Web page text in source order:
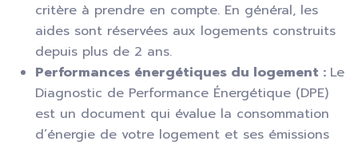
critère à prendre en compte. En général, les
aides sont réservées aux logements construits
depuis plus de 2 ans.
Performances énergétiques du logement : Le
Diagnostic de Performance Énergétique (DPE)
est un document qui évalue la consommation
d’énergie de votre logement et ses émissions